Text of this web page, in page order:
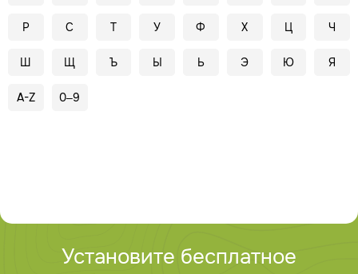
Р С Т У Ф Х Ц Ч
Ш Щ Ъ Ы Ь Э Ю Я
A-Z 0–9
Установите бесплатное